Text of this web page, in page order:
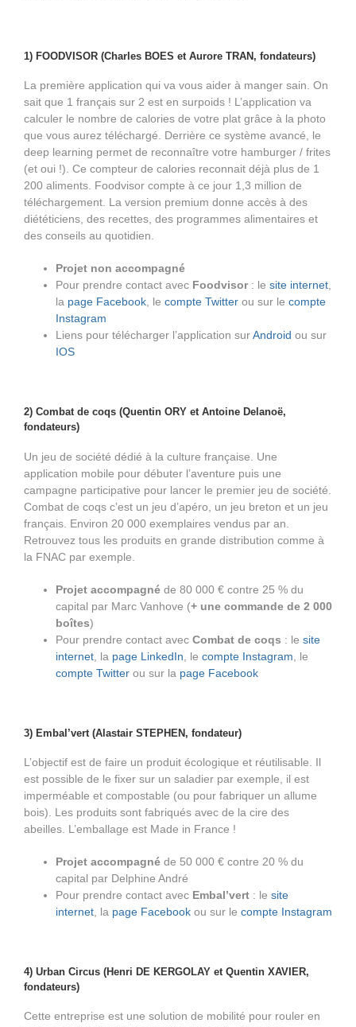
1) FOODVISOR (Charles BOES et Aurore TRAN, fondateurs)
La première application qui va vous aider à manger sain. On
sait que 1 français sur 2 est en surpoids ! L’application va
calculer le nombre de calories de votre plat grâce à la photo
que vous aurez téléchargé. Derrière ce système avancé, le
deep learning permet de reconnaître votre hamburger / frites
(et oui !). Ce compteur de calories reconnait déjà plus de 1
200 aliments. Foodvisor compte à ce jour 1,3 million de
téléchargement. La version premium donne accès à des
diététiciens, des recettes, des programmes alimentaires et
des conseils au quotidien.
Projet non accompagné
Pour prendre contact avec Foodvisor: le site internet,
la page Facebook, le compte Twitter ou sur le compte
Instagram
Liens pour télécharger l’application surAndroid ou sur
IOS
2) Combat de coqs (Quentin ORY et Antoine Delanoë,
fondateurs)
Un jeu de société dédié à la culture française. Une
application mobile pour débuter l’aventure puis une
campagne participative pour lancer le premier jeu de société.
Combat de coqs c’est un jeu d’apéro, un jeu breton et un jeu
français. Environ 20 000 exemplaires vendus par an.
Retrouvez tous les produits en grande distribution comme à
la FNAC par exemple.
Projet accompagné de 80 000 € contre 25 % du
capital par Marc Vanhove (+ une commande de 2 000
boîtes)
Pour prendre contact avec Combat de coqs : le site
internet , la page LinkedIn , le compte Instagram , le
compte Twitter ou sur la page Facebook
3) Embal’vert (Alastair STEPHEN, fondateur)
L’objectif est de faire un produit écologique et réutilisable. Il
est possible de le fixer sur un saladier par exemple, il est
imperméable et compostable (ou pour fabriquer un allume
bois). Les produits sont fabriqués avec de la cire des
abeilles. L’emballage est Made in France !
Projet accompagné de 50 000 € contre 20 % du
capital par Delphine André
Pour prendre contact avec Embal’vert : le site
internet , la page Facebook ou sur le compte Instagram
4) Urban Circus (Henri DE KERGOLAY et Quentin XAVIER,
fondateurs)
Cette entreprise est une solution de mobilité pour rouler en